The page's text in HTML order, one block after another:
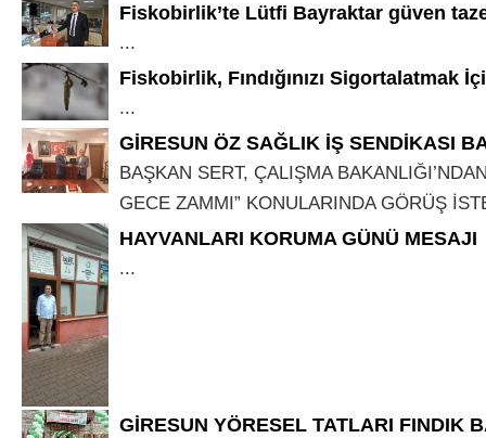
Fiskobirlik’te Lütfi Bayraktar güven
...
Fiskobirlik, Fındığınızı Sigortalatmak
...
GİRESUN ÖZ SAĞLIK İŞ SENDİKASI
BAŞKAN SERT, ÇALIŞMA
GECE ZAMMI” KONULARINDA GÖRÜŞ
HAYVANLARI KORUMA GÜNÜ MESAJI
...
GİRESUN YÖRESEL TATLARI FINDIK